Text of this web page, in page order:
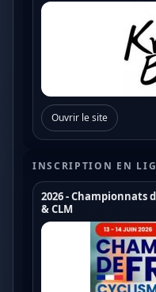
Championnats de
Coupe de France
Coupe de France N1
Coupe de France N2
Coupe de France N3
Coupe de France U17
Coupe de France U19
Trophée de France
Ouvrir le site
INSCRIPTION EN
2026 - Championnats
& CLM